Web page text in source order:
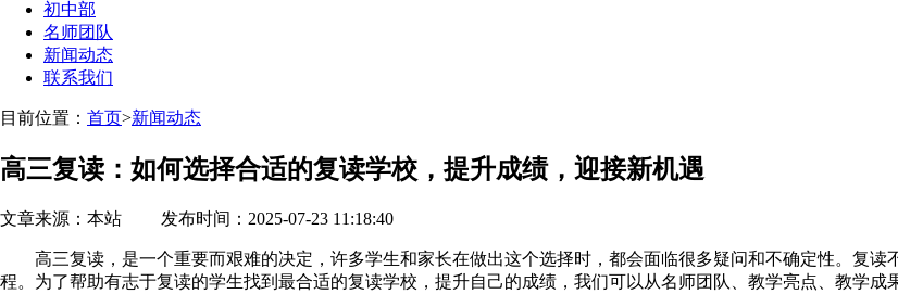
初中部
名师团队
新闻动态
联系我们
目前位置： 首页>新闻动态
高三复读：如何选择合适的复读学校，提升成绩，迎接新机遇
文章来源：本站 发布时间：2025-07-23 11:18:40
高三复读，是一个重要而艰难的决定，许多学生和家长在做出这个选择时，都会面临很多疑问和不确定性。复读
程。为了帮助有志于复读的学生找到最合适的复读学校，提升自己的成绩，我们可以从名师团队、教学亮点、教学成